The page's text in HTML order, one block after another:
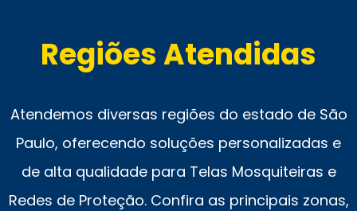
Regiões Atendidas
Atendemos diversas regiões do estado de São
Paulo, oferecendo soluções personalizadas e
de alta qualidade para Telas Mosquiteiras e
Redes de Proteção. Confira as principais zonas,